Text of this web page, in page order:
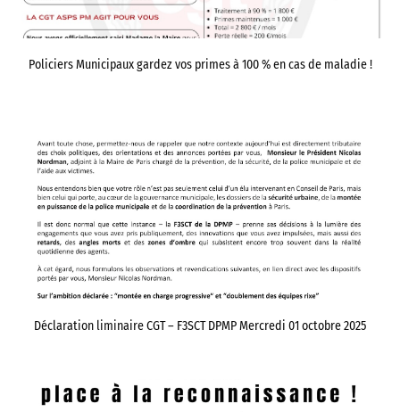
Policiers Municipaux gardez vos primes à 100 % en cas de maladie !
Déclaration liminaire CGT – F3SCT DPMP Mercredi 01 octobre 2025